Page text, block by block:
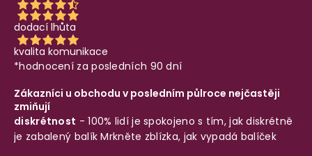
dodací lhůta
kvalita komunikace
*hodnocení za posledních 90 dní
Zákazníci u obchodu v posledním půlroce nejčastěji
zmiňují
diskrétnost - 100% lidí je spokojeno s tím, jak diskrétně
je zabalený balíkMrkněte zblízka, jak vypadá balíček